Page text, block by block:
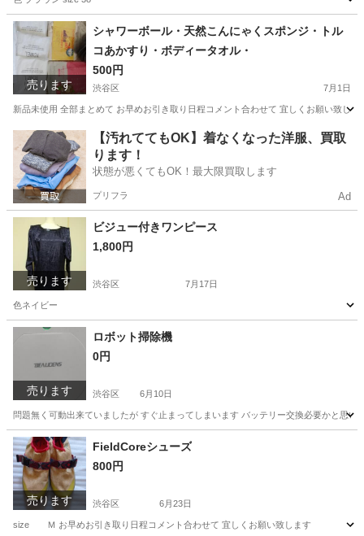
東京 渋谷区
売ります
シャワーボール・天然こんにゃくスポンジ・トル
コあかすり・ボディータオル・
500円
渋谷区 7月1日
新品未使用 全部まとめて お早めお引き取り日程コメント合わせて 宜しくお願い致しま
東京 渋谷区 ボディケア トルコ
【汚れててもOK】着なくなった洋服、買取
ります！
状態が悪くてもOK！最大限買取します
プリフラ Ad
売ります
ビジュー付きワンピース
1,800円
渋谷区 7月17日
色ネイビー
東京 渋谷区 ワンピース ネイビー
売ります
ロボット掃除機
0円
渋谷区 6月10日
問題無く可動出来ていましたが すぐ止まってしまいます バッテリー交換必要かと思
東京 渋谷区 ロボット掃除機
売ります
FieldCoreシューズ
800円
渋谷区 6月23日
size Ｍ お早めお引き取り日程コメント合わせて 宜しくお願い致します